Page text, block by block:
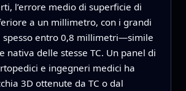
l’errore medio di superficie di
a un millimetro, con i grandi
spesso entro 0,8 millimetri—simile
nativa delle stesse TC. Un panel di
e ingegneri medici ha
3D ottenute da TC o dal